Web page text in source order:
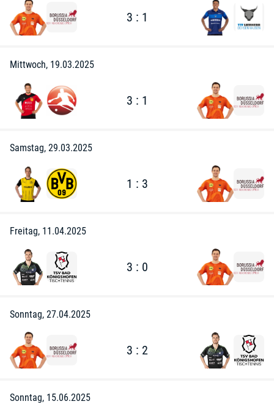
3 : 1
Mittwoch, 19.03.2025
3 : 1
Samstag, 29.03.2025
1 : 3
Freitag, 11.04.2025
3 : 0
Sonntag, 27.04.2025
3 : 2
Sonntag, 15.06.2025